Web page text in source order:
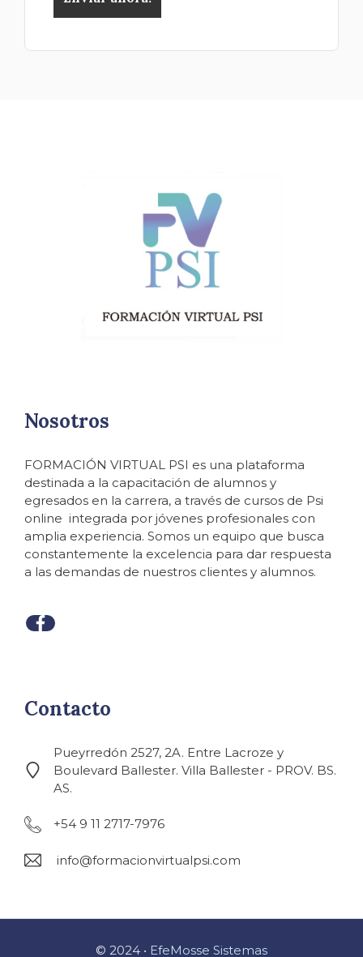
Nosotros
FORMACIÓN VIRTUAL PSI es una plataforma
destinada a la capacitación de alumnos y
egresados en la carrera, a través de cursos de Psi
online integrada por jóvenes profesionales con
amplia experiencia. Somos un equipo que busca
constantemente la excelencia para dar respuesta
a las demandas de nuestros clientes y alumnos.
Contacto
Pueyrredón 2527, 2A. Entre Lacroze y
Boulevard Ballester. Villa Ballester - PROV. BS.
AS.
+54 9 11 2717-7976
info@formacionvirtualpsi.com
© 2024 • EfeMosse Sistemas